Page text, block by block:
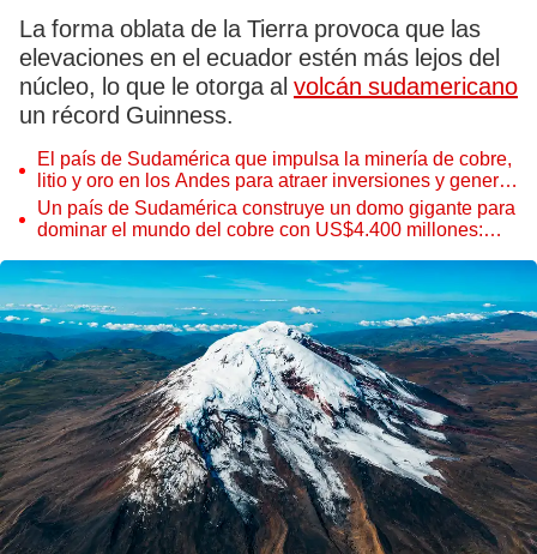
La forma oblata de la Tierra provoca que las
elevaciones en el ecuador estén más lejos del
núcleo, lo que le otorga al volcán sudamericano
un récord Guinness.
El país de Sudamérica que impulsa la minería de cobre,
litio y oro en los Andes para atraer inversiones y generar
dólares
Un país de Sudamérica construye un domo gigante para
dominar el mundo del cobre con US$4.400 millones: